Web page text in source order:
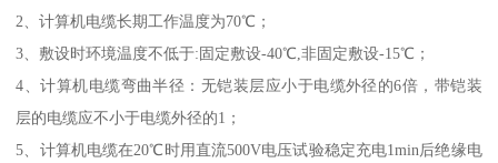
2、计算机电缆长期工作温度为70℃；
3、敷设时环境温度不低于:固定敷设-40℃,非固定敷设-15℃；
4、计算机电缆弯曲半径：无铠装层应小于电缆外径的6倍，带铠装
层的电缆应不小于电缆外径的1；
5、计算机电缆在20℃时用直流500V电压试验稳定充电1min后绝缘电